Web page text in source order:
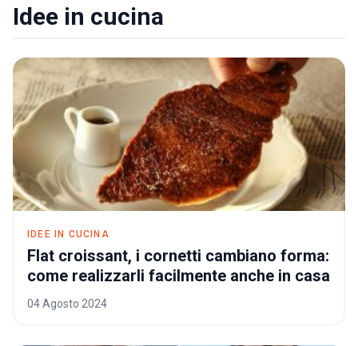
Idee in cucina
IDEE IN CUCINA
Flat croissant, i cornetti cambiano forma:
come realizzarli facilmente anche in casa
04 Agosto 2024